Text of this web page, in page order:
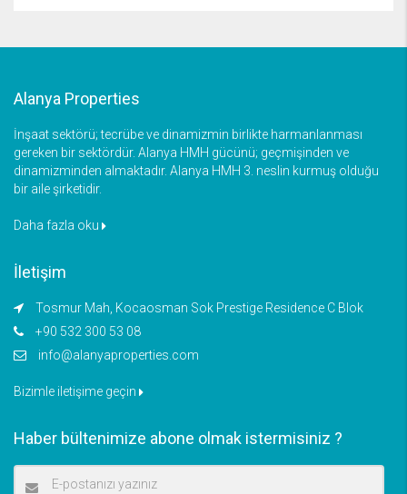
Alanya Properties
İnşaat sektörü; tecrübe ve dinamizmin birlikte harmanlanması
gereken bir sektördür. Alanya HMH gücünü; geçmişinden ve
dinamizminden almaktadır. Alanya HMH 3. neslin kurmuş olduğu
bir aile şirketidir.
Daha fazla oku
İletişim
Tosmur Mah, Kocaosman Sok Prestige Residence C Blok
+90 532 300 53 08
info@alanyaproperties.com
Bizimle iletişime geçin
Haber bültenimize abone olmak istermisiniz ?